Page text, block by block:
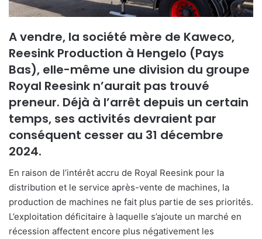
A vendre, la société mère de Kaweco,
Reesink Production à Hengelo (Pays
Bas), elle-même une division du groupe
Royal Reesink n’aurait pas trouvé
preneur. Déjà à l’arrêt depuis un certain
temps, ses activités devraient par
conséquent cesser au 31 décembre
2024.
En raison de l’intérêt accru de Royal Reesink pour la
distribution et le service après-vente de machines, la
production de machines ne fait plus partie de ses priorités.
L’exploitation déficitaire à laquelle s’ajoute un marché en
récession affectent encore plus négativement les